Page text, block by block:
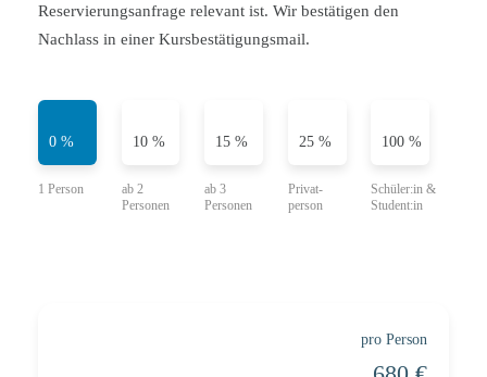
Reservierungsanfrage relevant ist. Wir bestätigen den
Nachlass in einer Kursbestätigungsmail.
0 % 10 % 15 % 25 % 100 %
pro Person